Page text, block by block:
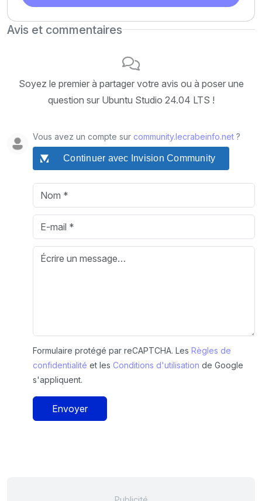
Avis et commentaires
Soyez le premier à partager votre avis ou à poser une
question sur Ubuntu Studio 24.04 LTS !
Vous avez un compte sur community.lecrabeinfo.net ?
Continuer avec Invision Community
Formulaire protégé par reCAPTCHA. Les Règles de
confidentialité et les Conditions d'utilisation de Google
s'appliquent.
Envoyer